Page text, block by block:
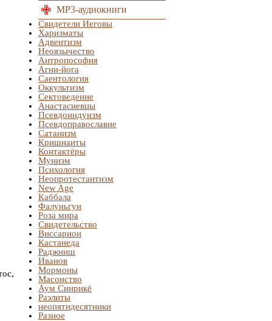
MP3-аудиокниги
Свидетели Иеговы
Харизматы
Адвентизм
Неоязычество
Антропософия
Агни-йога
Саентология
Оккультизм
Сектоведение
Анастасиевцы
Псевдоиндуизм
Псевдоправославие
Сатанизм
Кришнаиты
Контактёры
Мунизм
Психология
Неопротестантизм
New Age
Каббала
Фалуньгун
Роза мира
Свидетельство
Виссарион
Кастанеда
Раджниш
Иванов
Мормоны
Масонство
Аум Синрикё
Раэлиты
неопятидесятники
Разное